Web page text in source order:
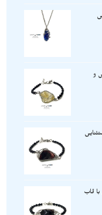
و
قاب